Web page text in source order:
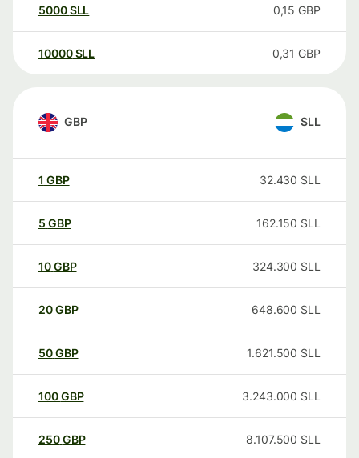
5000SLL 0,15 GBP
10000 SLL 0,31 GBP
GBP SLL
1 GBP 32.430 SLL
5 GBP 162.150 SLL
10GBP 324.300 SLL
20GBP 648.600 SLL
50GBP 1.621.500 SLL
100GBP 3.243.000 SLL
250GBP 8.107.500 SLL